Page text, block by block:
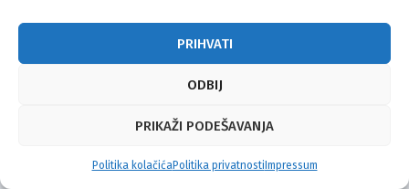
PRIHVATI
ODBIJ
PRIKAŽI PODEŠAVANJA
Politika kolačićaPolitika privatnosti Impressum